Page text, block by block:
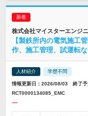
株式会社マイスターエンジ
【製鉄所内の電気施工
作、施工管理、試運転
人材紹介 学歴不問
情報更新日：2026/08/03 終了
RCT0000134085_EMC
ー